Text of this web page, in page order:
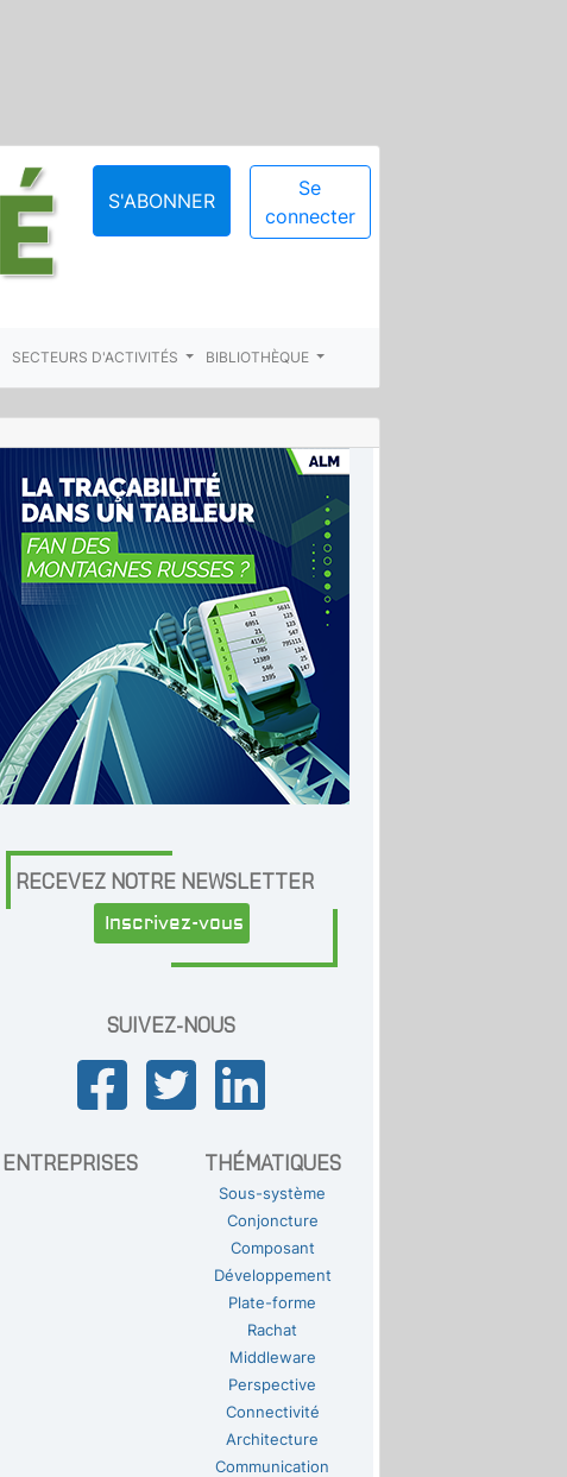
S'ABONNER
Se
connecter
SECTEURS D'ACTIVITÉS BIBLIOTHÈQUE
RECEVEZ NOTRE NEWSLETTER
Inscrivez-vous
SUIVEZ-NOUS
ENTREPRISES THÉMATIQUES
Sous-système
Conjoncture
Composant
Développement
Plate-forme
Rachat
Middleware
Perspective
Connectivité
Architecture
Communication